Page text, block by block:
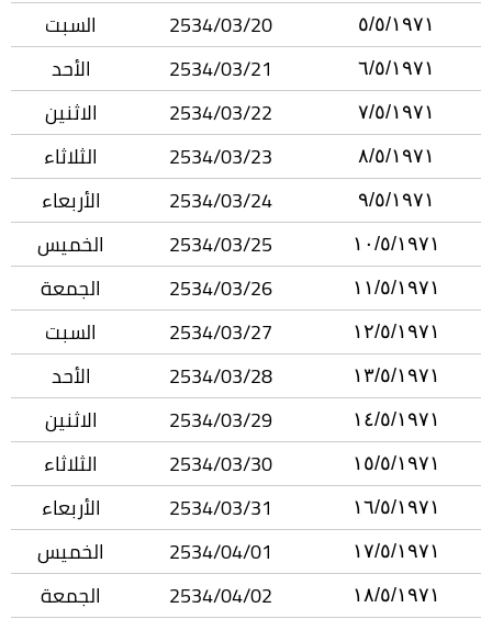
٥/٥/١٩٧١ 2534/03/20 السبت
٦/٥/١٩٧١ 2534/03/21 الأحد
٧/٥/١٩٧١ 2534/03/22 الاثنين
٨/٥/١٩٧١ 2534/03/23 الثلاثاء
٩/٥/١٩٧١ 2534/03/24 الأربعاء
١٠/٥/١٩٧١ 2534/03/25 الخميس
١١/٥/١٩٧١ 2534/03/26 الجمعة
١٢/٥/١٩٧١ 2534/03/27 السبت
١٣/٥/١٩٧١ 2534/03/28 الأحد
١٤/٥/١٩٧١ 2534/03/29 الاثنين
١٥/٥/١٩٧١ 2534/03/30 الثلاثاء
١٦/٥/١٩٧١ 2534/03/31 الأربعاء
١٧/٥/١٩٧١ 2534/04/01 الخميس
١٨/٥/١٩٧١ 2534/04/02 الجمعة